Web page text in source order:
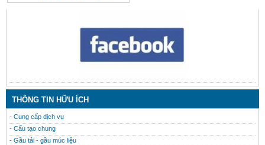
THÔNG TIN HỮU ÍCH
- Cung cấp dịch vụ
- Cấu tạo chung
- Gầu tải - gầu múc liệu